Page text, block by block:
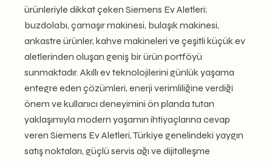
ürünleriyle dikkat çeken Siemens Ev Aletleri;
buzdolabı, çamaşır makinesi, bulaşık makinesi,
ankastre ürünler, kahve makineleri ve çeşitli küçük ev
aletlerinden oluşan geniş bir ürün portföyü
sunmaktadır. Akıllı ev teknolojilerini günlük yaşama
entegre eden çözümleri, enerji verimliliğine verdiği
önem ve kullanıcı deneyimini ön planda tutan
yaklaşımıyla modern yaşamın ihtiyaçlarına cevap
veren Siemens Ev Aletleri, Türkiye genelindeki yaygın
satış noktaları, güçlü servis ağı ve dijitalleşme